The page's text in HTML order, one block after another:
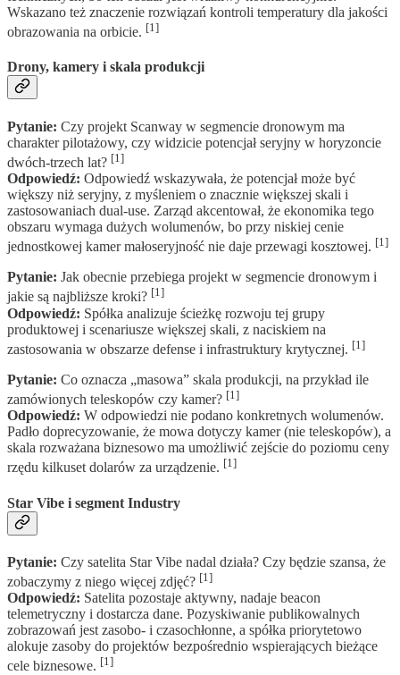
Wskazano też znaczenie rozwiązań kontroli temperatury dla jakości
obrazowania na orbicie. [1]
Drony, kamery i skala produkcji
Pytanie: Czy projekt Scanway w segmencie dronowym ma
charakter pilotażowy, czy widzicie potencjał seryjny w horyzoncie
dwóch-trzech lat? [1]
Odpowiedź: Odpowiedź wskazywała, że potencjał może być
większy niż seryjny, z myśleniem o znacznie większej skali i
zastosowaniach dual-use. Zarząd akcentował, że ekonomika tego
obszaru wymaga dużych wolumenów, bo przy niskiej cenie
jednostkowej kamer małoseryjność nie daje przewagi kosztowej. [1]
Pytanie: Jak obecnie przebiega projekt w segmencie dronowym i
jakie są najbliższe kroki? [1]
Odpowiedź: Spółka analizuje ścieżkę rozwoju tej grupy
produktowej i scenariusze większej skali, z naciskiem na
zastosowania w obszarze defense i infrastruktury krytycznej. [1]
Pytanie: Co oznacza „masowa” skala produkcji, na przykład ile
zamówionych teleskopów czy kamer? [1]
Odpowiedź: W odpowiedzi nie podano konkretnych wolumenów.
Padło doprecyzowanie, że mowa dotyczy kamer (nie teleskopów), a
skala rozważana biznesowo ma umożliwić zejście do poziomu ceny
rzędu kilkuset dolarów za urządzenie. [1]
Star Vibe i segment Industry
Pytanie: Czy satelita Star Vibe nadal działa? Czy będzie szansa, że
zobaczymy z niego więcej zdjęć? [1]
Odpowiedź: Satelita pozostaje aktywny, nadaje beacon
telemetryczny i dostarcza dane. Pozyskiwanie publikowalnych
zobrazowań jest zasobo- i czasochłonne, a spółka priorytetowo
alokuje zasoby do projektów bezpośrednio wspierających bieżące
cele biznesowe. [1]